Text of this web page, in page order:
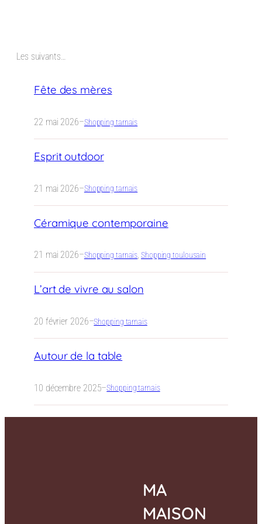
Les suivants…
Fête des mères
22 mai 2026–Shopping tarnais
Esprit outdoor
21 mai 2026–Shopping tarnais
Céramique contemporaine
21 mai 2026–Shopping tarnais , Shopping toulousain
L’art de vivre au salon
20 février 2026–Shopping tarnais
Autour de la table
10 décembre 2025–Shopping tarnais
MA
MAISON